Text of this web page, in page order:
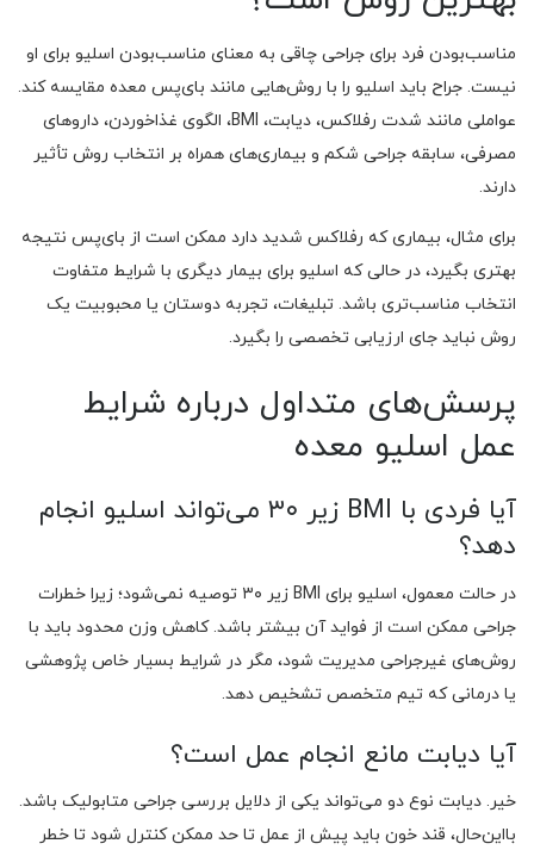
مناسب‌بودن فرد برای جراحی چاقی به معنای مناسب‌بودن اسلیو برای او
نیست. جراح باید اسلیو را با روش‌هایی مانند بای‌پس معده مقایسه کند.
عواملی مانند شدت رفلاکس، دیابت، BMI، الگوی غذاخوردن، داروهای
مصرفی، سابقه جراحی شکم و بیماری‌های همراه بر انتخاب روش تأثیر
دارند.
برای مثال، بیماری که رفلاکس شدید دارد ممکن است از بای‌پس نتیجه
بهتری بگیرد، در حالی که اسلیو برای بیمار دیگری با شرایط متفاوت
انتخاب مناسب‌تری باشد. تبلیغات، تجربه دوستان یا محبوبیت یک
روش نباید جای ارزیابی تخصصی را بگیرد.
پرسش‌های متداول درباره شرایط
عمل اسلیو معده
آیا فردی با BMI زیر ۳۰ می‌تواند اسلیو انجام
دهد؟
در حالت معمول، اسلیو برای BMI زیر ۳۰ توصیه نمی‌شود؛ زیرا خطرات
جراحی ممکن است از فواید آن بیشتر باشد. کاهش وزن محدود باید با
روش‌های غیرجراحی مدیریت شود، مگر در شرایط بسیار خاص پژوهشی
یا درمانی که تیم متخصص تشخیص دهد.
آیا دیابت مانع انجام عمل است؟
خیر. دیابت نوع دو می‌تواند یکی از دلایل بررسی جراحی متابولیک باشد.
بااین‌حال، قند خون باید پیش از عمل تا حد ممکن کنترل شود تا خطر